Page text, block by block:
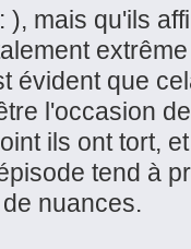
), mais qu'ils
évident que
l'occasion
ils ont tort,
tend à
nuances.